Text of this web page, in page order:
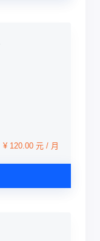
¥ 120.00 元 / 月